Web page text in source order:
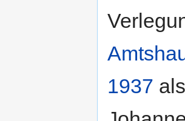
1937